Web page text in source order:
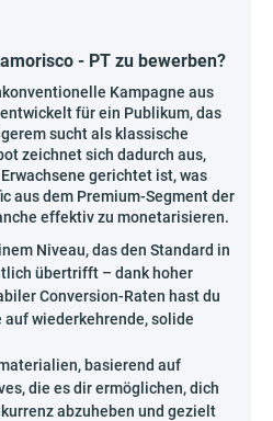
- PT zu bewerben?
Kampagne aus
für ein Publikum, das
sucht als klassische
zeichnet sich dadurch aus,
gerichtet ist, was
aus dem Premium-Segment der
effektiv zu monetarisieren.
Niveau, das den Standard in
übertrifft – dank hoher
Conversion-Raten hast du
auf wiederkehrende, solide
basierend auf
die es dir ermöglichen, dich
abzuheben und gezielt